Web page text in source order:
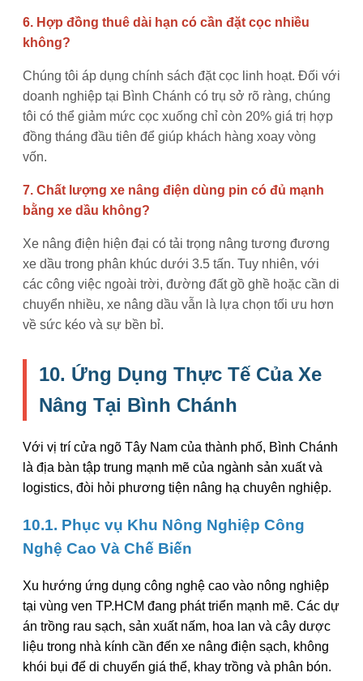
6. Hợp đồng thuê dài hạn có cần đặt cọc nhiều
không?
Chúng tôi áp dụng chính sách đặt cọc linh hoạt. Đối với
doanh nghiệp tại Bình Chánh có trụ sở rõ ràng, chúng
tôi có thể giảm mức cọc xuống chỉ còn 20% giá trị hợp
đồng tháng đầu tiên để giúp khách hàng xoay vòng
vốn.
7. Chất lượng xe nâng điện dùng pin có đủ mạnh
bằng xe dầu không?
Xe nâng điện hiện đại có tải trọng nâng tương đương
xe dầu trong phân khúc dưới 3.5 tấn. Tuy nhiên, với
các công việc ngoài trời, đường đất gồ ghề hoặc cần di
chuyển nhiều, xe nâng dầu vẫn là lựa chọn tối ưu hơn
về sức kéo và sự bền bỉ.
10. Ứng Dụng Thực Tế Của Xe
Nâng Tại Bình Chánh
Với vị trí cửa ngõ Tây Nam của thành phố, Bình Chánh
là địa bàn tập trung mạnh mẽ của ngành sản xuất và
logistics, đòi hỏi phương tiện nâng hạ chuyên nghiệp.
10.1. Phục vụ Khu Nông Nghiệp Công
Nghệ Cao Và Chế Biến
Xu hướng ứng dụng công nghệ cao vào nông nghiệp
tại vùng ven TP.HCM đang phát triển mạnh mẽ. Các dự
án trồng rau sạch, sản xuất nấm, hoa lan và cây dược
liệu trong nhà kính cần đến xe nâng điện sạch, không
khói bụi để di chuyển giá thể, khay trồng và phân bón.